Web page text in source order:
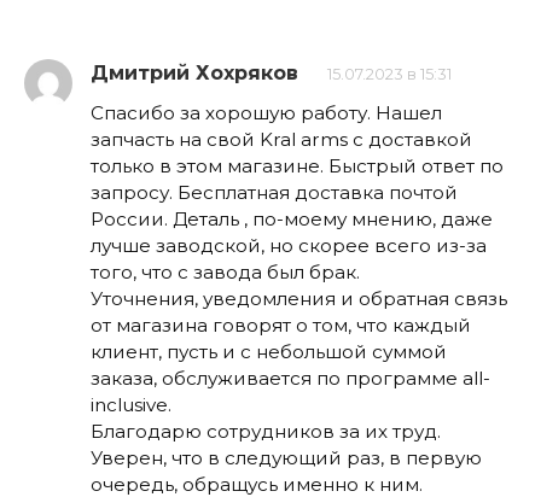
Дмитрий Хохряков 15.07.2023 в 15:31
Спасибо за хорошую работу. Нашел
запчасть на свой Kral arms с доставкой
только в этом магазине. Быстрый ответ по
запросу. Бесплатная доставка почтой
России. Деталь , по-моему мнению, даже
лучше заводской, но скорее всего из-за
того, что с завода был брак.
Уточнения, уведомления и обратная связь
от магазина говорят о том, что каждый
клиент, пусть и с небольшой суммой
заказа, обслуживается по программе all-
inclusive.
Благодарю сотрудников за их труд.
Уверен, что в следующий раз, в первую
очередь, обращусь именно к ним.